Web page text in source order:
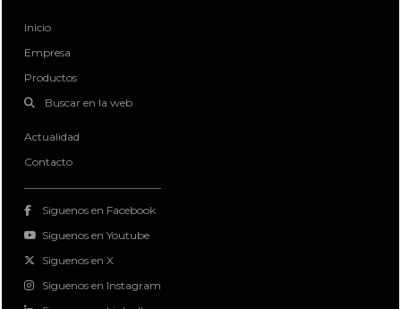
Inicio
Empresa
Productos
Buscar en la web
Actualidad
Contacto
Siguenos en Facebook
Siguenos en Youtube
Siguenos en X
Siguenos en Instagram